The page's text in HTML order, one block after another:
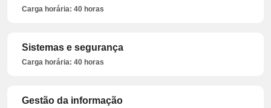
Carga horária: 40 horas
Sistemas e segurança
Carga horária: 40 horas
Gestão da informação